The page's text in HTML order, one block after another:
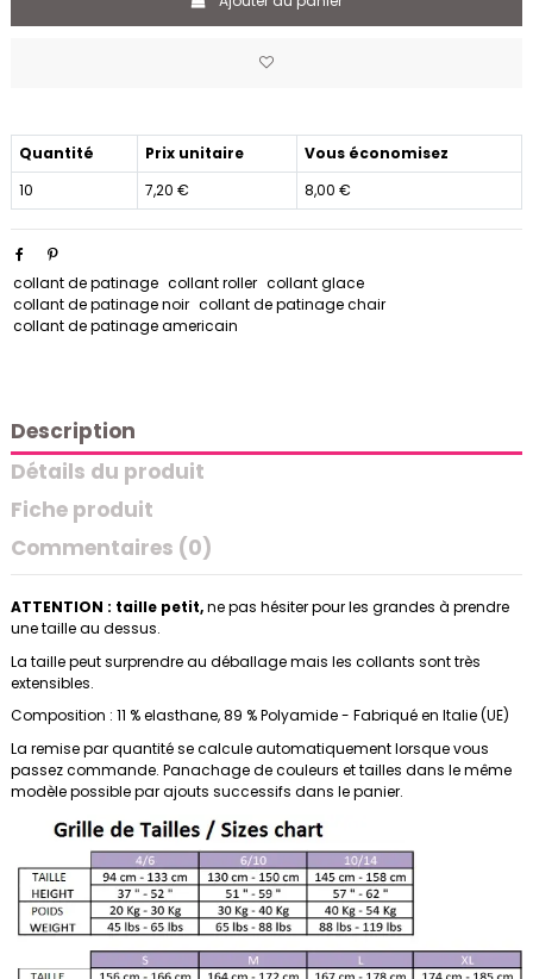
Quantité Prix unitaire
Vous économisez
10
7,20 € 8,00 €
collant de patinage collant roller collant glace
collant de patinage noir collant de patinage chair
collant de patinage americain
Description
Détails du produit
Fiche produit
Commentaires (0)
ATTENTION : taille petit,ne pas hésiter pour les grandes à prendre
une taille au dessus.
La taille peut surprendre au déballage mais les collants sont très
extensibles.
Composition : 11 % elasthane, 89 % Polyamide - Fabriqué en Italie (UE)
La remise par quantité se calcule automatiquement lorsque vous
passez commande. Panachage de couleurs et tailles dans le même
modèle possible par ajouts successifs dans le panier.